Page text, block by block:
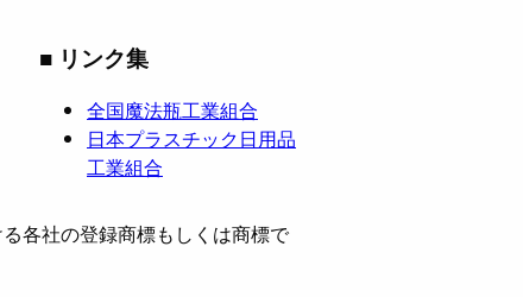
■ リンク集
全国魔法瓶工業組合
日本プラスチック日用品
工業組合
各社の登録商標もしくは商標で